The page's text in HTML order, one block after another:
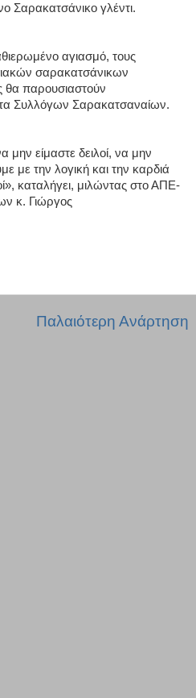
Σαρακατσάνικο γλέντι.
αγιασμό, τους
σαρακατσάνικων
θα παρουσιαστούν
Συλλόγων Σαρακατσαναίων.
μην είμαστε δειλοί, να μην
με την λογική και την καρδιά
καταλήγει, μιλώντας στο ΑΠΕ-
κ. Γιώργος
Παλαιότερη Ανάρτηση